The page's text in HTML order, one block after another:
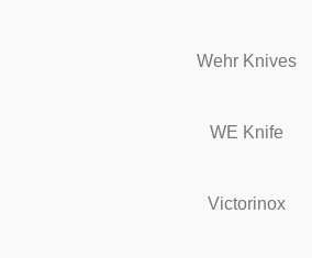
Wehr Knives
WE Knife
Victorinox